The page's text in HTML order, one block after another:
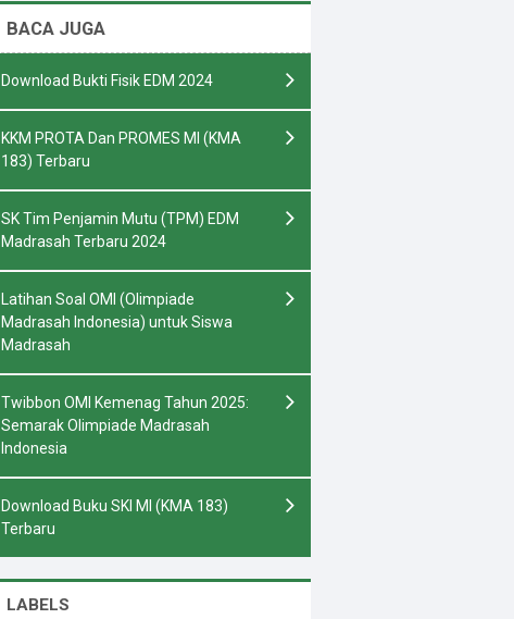
BACA JUGA
Download Bukti Fisik EDM 2024
KKM PROTA Dan PROMES MI (KMA
183) Terbaru
SK Tim Penjamin Mutu (TPM) EDM
Madrasah Terbaru 2024
Latihan Soal OMI (Olimpiade
Madrasah Indonesia) untuk Siswa
Madrasah
Twibbon OMI Kemenag Tahun 2025:
Semarak Olimpiade Madrasah
Indonesia
Download Buku SKI MI (KMA 183)
Terbaru
LABELS